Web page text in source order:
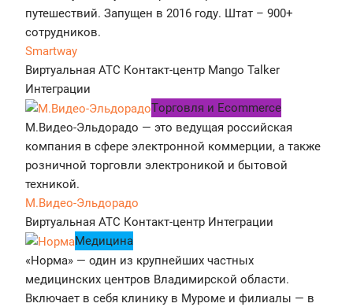
путешествий. Запущен в 2016 году. Штат – 900+
сотрудников.
Smartway
Виртуальная АТС Контакт-центр Mango Talker
Интеграции
Tорговля и Ecommerce
М.Видео-Эльдорадо — это ведущая российская
компания в сфере электронной коммерции, а также
розничной торговли электроникой и бытовой
техникой.
М.Видео-Эльдорадо
Виртуальная АТС Контакт-центр Интеграции
Медицина
«Норма» — один из крупнейших частных
медицинских центров Владимирской области.
Включает в себя клинику в Муроме и филиалы — в